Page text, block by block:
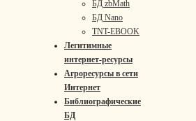
БД zbMath
БД Nano
TNT-EBOOK
Легитимные
интернет-ресурсы
Агроресурсы в сети
Интернет
Библиографические
БД